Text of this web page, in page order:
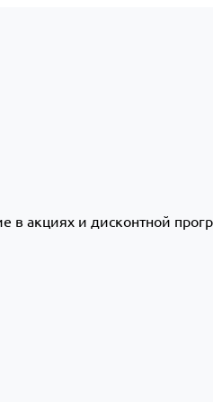
в акциях и дисконтной